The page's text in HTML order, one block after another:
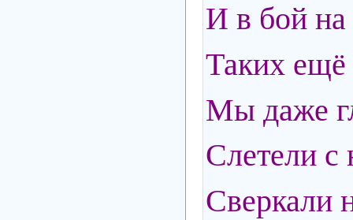
И в бой
Таких ещё
Мы даже
Слетели
Сверкали